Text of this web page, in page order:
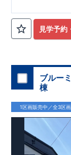
相模線
・相模原
ー相
模原
・やま
ります。
・設
ンを提供いたし
コストダウンに
の建物は、国が
られた、｢数百
い。｣という基準
す。
【住宅性能
設計段階で、国
住宅性能評価：
・東栄住宅では
間の品質保証を
え、アフターサ
ープ「東栄ホー
たします。
見学予約
ブルー
棟
1区画販売中／全3区画